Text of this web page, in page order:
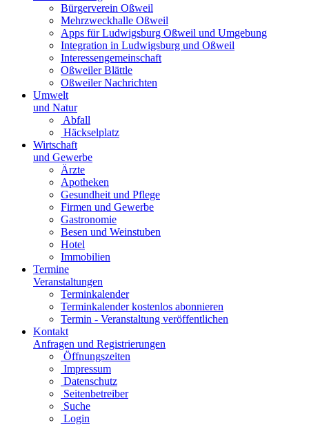
Bürgerverein Oßweil
Mehrzweckhalle Oßweil
Apps für Ludwigsburg Oßweil und Umgebung
Integration in Ludwigsburg und Oßweil
Interessengemeinschaft
Oßweiler Blättle
Oßweiler Nachrichten
Umwelt
und Natur
Abfall
Häckselplatz
Wirtschaft
und Gewerbe
Ärzte
Apotheken
Gesundheit und Pflege
Firmen und Gewerbe
Gastronomie
Besen und Weinstuben
Hotel
Immobilien
Termine
Veranstaltungen
Terminkalender
Terminkalender kostenlos abonnieren
Termin - Veranstaltung veröffentlichen
Kontakt
Anfragen und Registrierungen
Öffnungszeiten
Impressum
Datenschutz
Seitenbetreiber
Suche
Login